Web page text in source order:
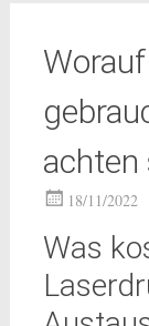
achten
18/11/2022
Was